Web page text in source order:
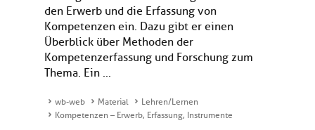
den Erwerb und die Erfassung von
Kompetenzen ein. Dazu gibt er einen
Überblick über Methoden der
Kompetenzerfassung und Forschung zum
Thema. Ein ...
wb-web Material
Lehren/Lernen
Kompetenzen – Erwerb, Erfassung, Instrumente